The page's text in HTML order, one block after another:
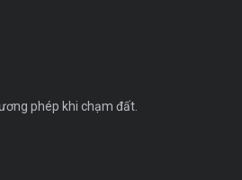
phép khi chạm đất.